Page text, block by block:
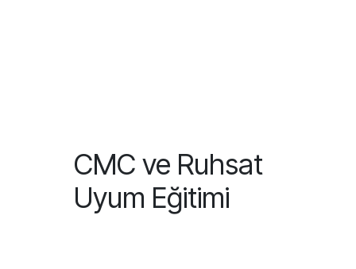
CMC ve Ruhsat
Uyum Eğitimi